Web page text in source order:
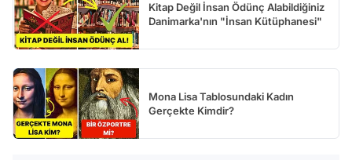
Kitap Değil İnsan Ödünç Alabildiğiniz
Danimarka'nın "İnsan Kütüphanesi"
Mona Lisa Tablosundaki Kadın
Gerçekte Kimdir?